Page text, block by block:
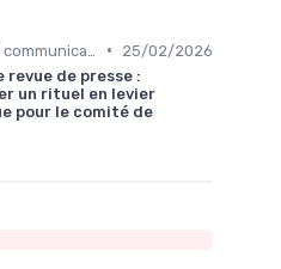
•
25/02/2026
revue de presse :
un rituel en levier
pour le comité de